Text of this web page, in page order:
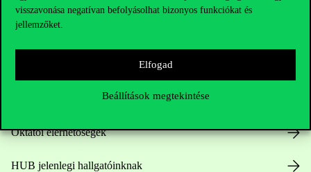
visszavonása negatívan befolyásolhat bizonyos funkciókat és
jellemzőket.
Elfogad
Beállítások megtekintése
Elérhetőségek
+36 1 482 5000
Kérdésed van a felvételivel kapcsolatban?
Oktatói elérhetőségek
HUB jelenlegi hallgatóinknak